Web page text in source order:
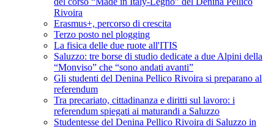
Rivoira
Erasmus+, percorso di crescita
Terzo posto nel plogging
La fisica delle due ruote all'ITIS
Saluzzo: tre borse di studio dedicate a due Alpini della
“Monviso” che “sono andati avanti”
Gli studenti del Denina Pellico Rivoira si preparano al
referendum
Tra precariato, cittadinanza e diritti sul lavoro: i
referendum spiegati ai maturandi a Saluzzo
Studentesse del Denina Pellico Rivoira di Saluzzo in